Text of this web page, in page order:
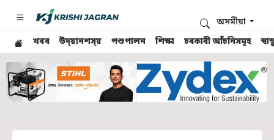
খবৰ উদ্য়ানশস্য় পশুপালন শিক্ষা চৰকাৰী আঁচনিসমূহ
অসমীয়া